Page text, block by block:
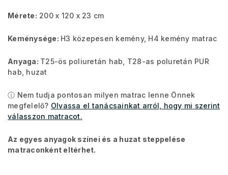
Mérete: 200 x 120 x 23 cm
Keménysége: H3 közepesen kemény, H4 kemény matrac
Anyaga: T25-ös poliuretán hab, T28-as poluretán PUR
hab, huzat
ⓘ Nem tudja pontosan milyen matrac lenne Önnek
megfelelő? Olvassa el tanácsainkat arról, hogy mi szerint
válasszon matracot.
Az egyes anyagok színei és a huzat steppelése
matraconként eltérhet.